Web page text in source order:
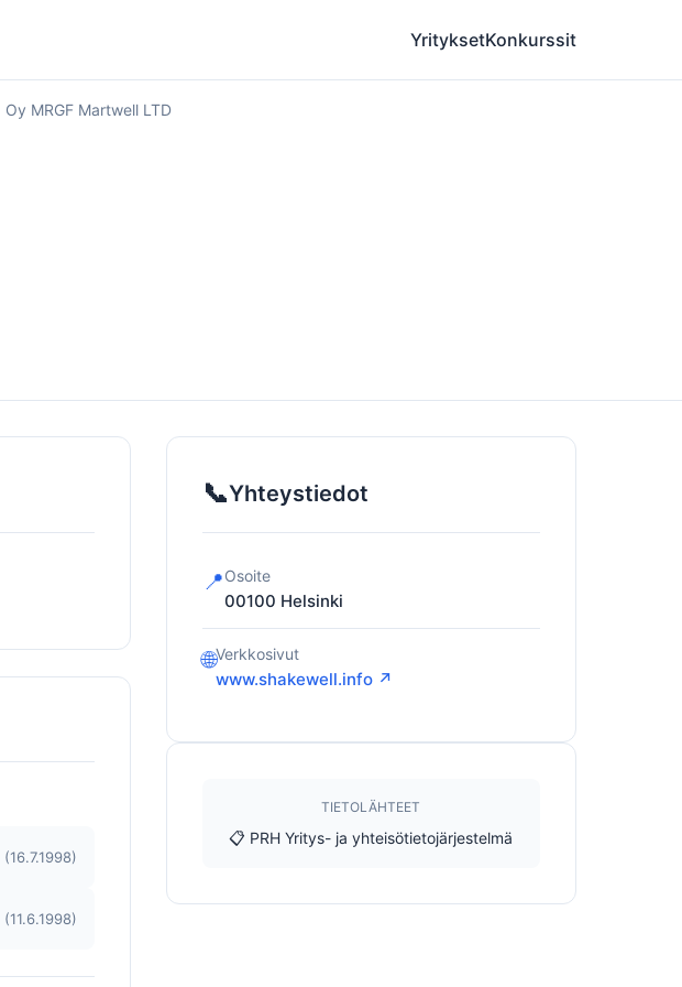
YrityksetKonkurssit
Oy MRGF Martwell LTD
(16.7.1998)
(11.6.1998)
📞Yhteystiedot
📍Osoite
00100 Helsinki
🌐Verkkosivut
www.shakewell.info ↗
TIETOLÄHTEET
📋 PRH Yritys- ja yhteisötietojärjestelmä